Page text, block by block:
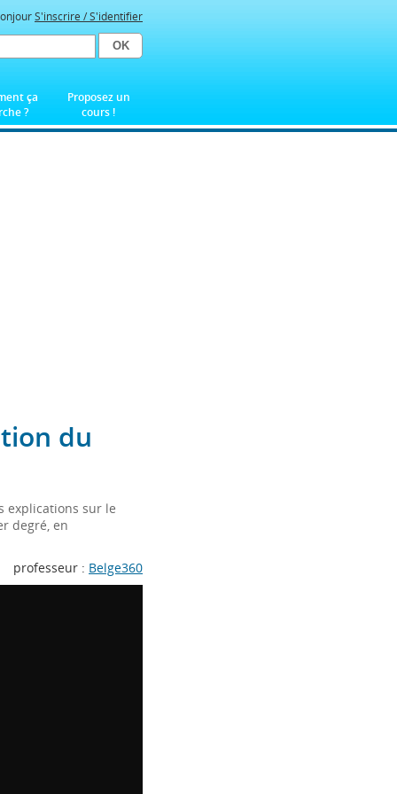
S'inscrire / S'identifier
ça
?
Proposez un
cours !
du
explications sur le
degré, en
professeur : Belge360